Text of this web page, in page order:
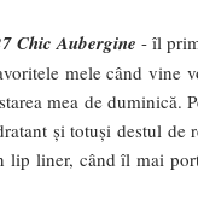
Chic Aubergine - îl
mele când vine
mea de duminică.
și totuși destul
liner, când îl mai